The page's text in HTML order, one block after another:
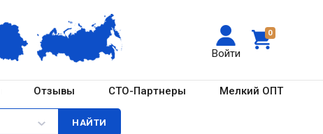
0
Войти
Отзывы СТО-Партнеры Мелкий ОПТ